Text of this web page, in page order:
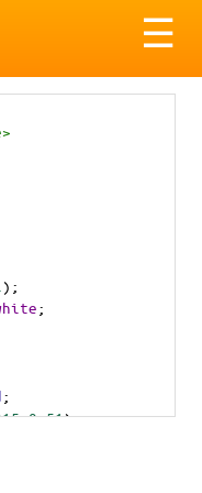
☰
>
);
;
;
,0,51);